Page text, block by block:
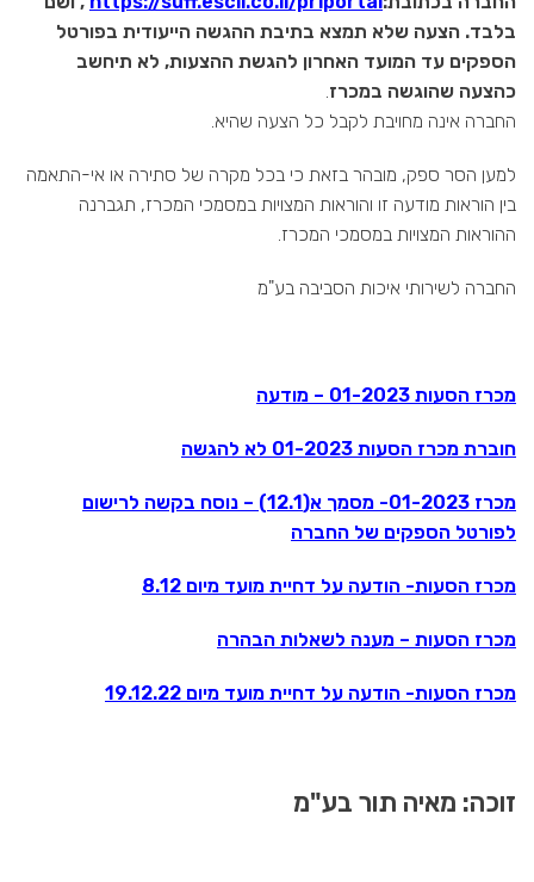
בלבד. הצעה שלא תמצא בתיבת ההגשה הייעודית בפורטל
הספקים עד המועד האחרון להגשת ההצעות, לא תיחשב
כהצעה שהוגשה במכרז.
החברה אינה מחויבת לקבל כל הצעה שהיא.
למען הסר ספק, מובהר בזאת כי בכל מקרה של סתירה או אי-התאמה
בין הוראות מודעה זו והוראות המצויות במסמכי המכרז, תגברנה
ההוראות המצויות במסמכי המכרז.
החברה לשירותי איכות הסביבה בע"מ
מכרז הסעות 01-2023 – מודעה
חוברת מכרז הסעות 01-2023 לא להגשה
מכרז 01-2023- מסמך א(12.1) – נוסח בקשה לרישום
לפורטל הספקים של החברה
מכרז הסעות- הודעה על דחיית מועד מיום 8.12
מכרז הסעות – מענה לשאלות הבהרה
מכרז הסעות- הודעה על דחיית מועד מיום 19.12.22
זוכה: מאיה תור בע"מ